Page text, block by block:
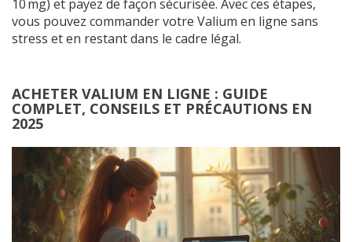
10 mg) et payez de façon sécurisée. Avec ces étapes,
vous pouvez commander votre Valium en ligne sans
stress et en restant dans le cadre légal.
ACHETER VALIUM EN LIGNE : GUIDE
COMPLET, CONSEILS ET PRÉCAUTIONS EN
2025